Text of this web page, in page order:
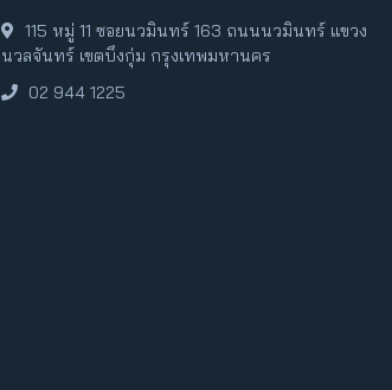
115 หมู่ 11 ซอยนวมินทร์ 163 ถนนนวมินทร์ แขวง
นวลจันทร์ เขตบึงกุ่ม กรุงเทพมหานคร
02 944 1225